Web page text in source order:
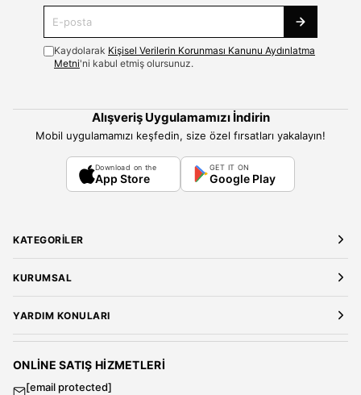
Kaydolarak Kişisel Verilerin Korunması Kanunu Aydınlatma
Metni'ni kabul etmiş olursunuz.
Alışveriş Uygulamamızı İndirin
Mobil uygulamamızı keşfedin, size özel fırsatları yakalayın!
Download on the
App Store
GET IT ON
Google Play
KATEGORILER
Bluz
Gömlek
T-Shirt
KURUMSAL
Mağazalarımız
Gizlilik ve Güvenlik
YARDIM KONULARI
Üyelik Sözleşmesi
Kargo ve Teslimat
Satış Sözleşmesi
ONLINE SATIŞ HIZMETLERI
[email protected]